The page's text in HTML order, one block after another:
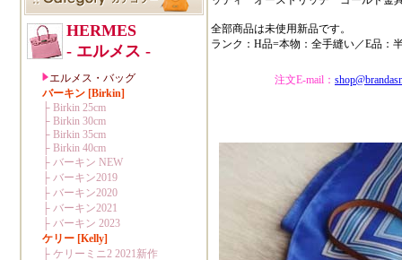
全部商品は未使用新品です。
ランク：H品=本物：全手縫い／E品：
注文E-mail：